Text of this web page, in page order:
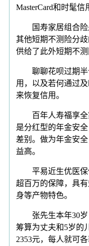
MasterCard和时髦信
国寿家居组合险
其他短期不测险分
供给了此外短期不测
聊聊花呗过期半
用，以及若何通过
来恢复信用。
百年人寿福享全
是分红型的年金安
差别。做为年金安
益高。
平易近生优医保
超百万的保障，具
身等产物特色。
张先生本年30岁
筹算为丈夫和5岁的
2353元，每人就可